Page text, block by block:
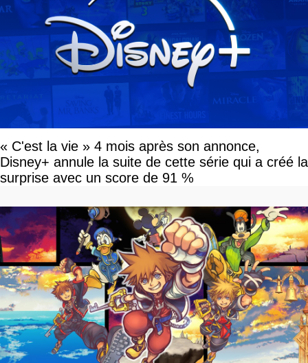
« C'est la vie » 4 mois après son annonce,
Disney+ annule la suite de cette série qui a créé la
surprise avec un score de 91 %